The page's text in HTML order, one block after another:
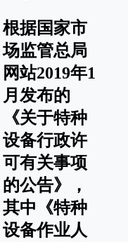
根据国家市
场监管总局
网站2019年1
月发布的
《关于特种
设备行政许
可有关事项
的公告》，
其中《特种
设备作业人